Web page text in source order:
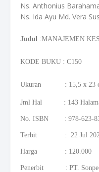
Ns. Anthonius
Ns. Ida Ayu Md. Vera
Judul :MANAJEMEN
KODE BUKU : C150
Ukuran : 15,5 x 23
Jml Hal : 143
No. ISBN : 978-623-
Terbit : 22 Jul
Harga : 120.000
Penerbit : PT.